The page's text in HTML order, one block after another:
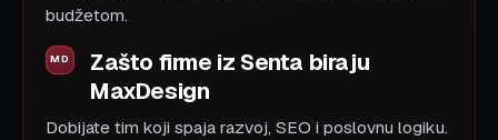
budžetom.
Zašto firme iz Senta biraju
MaxDesign
Dobijate tim koji spaja razvoj, SEO i poslovnu logiku.